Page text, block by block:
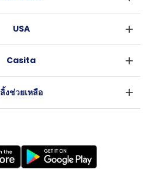
เอดินเบอระ
ลีดส์
โคเวนทรี
บริสเบน
อะเดลายด์
USA
แอตแลนตา
Casita
ลิ้งช่วยเหลือ